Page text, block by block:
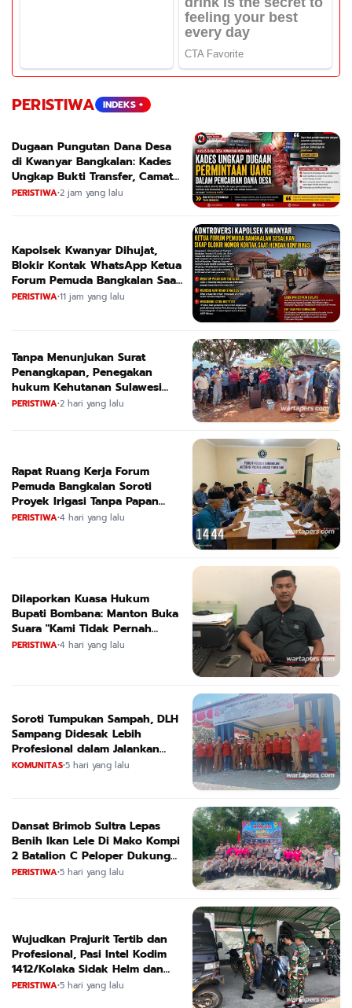
PERISTIWA INDEKS +
Dugaan Pungutan Dana Desa
di Kwanyar Bangkalan: Kades
Ungkap Bukti Transfer, Camat
Beri Bantahan Tegas
PERISTIWA•2 jam yang lalu
Kapolsek Kwanyar Dihujat,
Blokir Kontak WhatsApp Ketua
Forum Pemuda Bangkalan Saat
Dikonfirmasi
PERISTIWA•11 jam yang lalu
Tanpa Menunjukan Surat
Penangkapan, Penegakan
hukum Kehutanan Sulawesi
Selatan Culik Petani Ladah Di
PERISTIWA•2 hari yang lalu
Rapat Ruang Kerja Forum
Pemuda Bangkalan Soroti
Proyek Irigasi Tanpa Papan
Nama
PERISTIWA•4 hari yang lalu
Dilaporkan Kuasa Hukum
Bupati Bombana: Manton Buka
Suara "Kami Tidak Pernah
Menutup Ruang Hak Jawab"
PERISTIWA•4 hari yang lalu
Soroti Tumpukan Sampah, DLH
Sampang Didesak Lebih
Profesional dalam Jalankan
Tugas
KOMUNITAS•5 hari yang lalu
Dansat Brimob Sultra Lepas
Benih Ikan Lele Di Mako Kompi
2 Batalion C Peloper Dukung
ketahanan Pangan Nasional
PERISTIWA•5 hari yang lalu
Wujudkan Prajurit Tertib dan
Profesional, Pasi Intel Kodim
1412/Kolaka Sidak Helm dan
Kendaraan
PERISTIWA•5 hari yang lalu